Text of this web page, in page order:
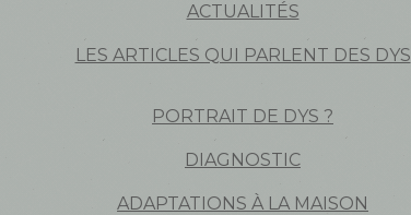
ACTUALITÉS
LES ARTICLES QUI PARLENT DES DYS
PORTRAIT DE DYS ?
DIAGNOSTIC
ADAPTATIONS À LA MAISON